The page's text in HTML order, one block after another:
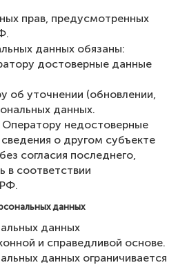
прав, предусмотренных
данных обязаны:
достоверные данные
уточнении (обновлении,
данных.
недостоверные
о другом субъекте
согласия последнего,
в соответствии
данных
данных
и справедливой основе.
данных ограничивается